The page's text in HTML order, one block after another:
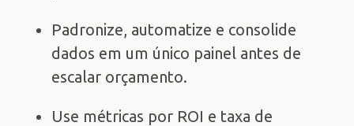
Padronize, automatize e consolide
dados em um único painel antes de
escalar orçamento.
Use métricas por ROI e taxa de